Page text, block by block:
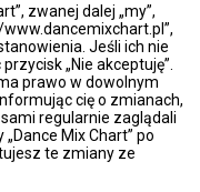
zwanej dalej „my”,
www.dancemixchart.pl”,
Jeśli ich nie
„Nie akceptuję”.
prawo w dowolnym
cię o zmianach,
regularnie zaglądali
Mix Chart” po
te zmiany ze